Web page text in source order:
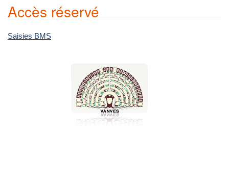
Accès réservé
Saisies BMS